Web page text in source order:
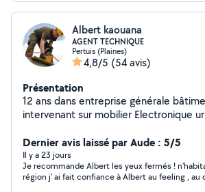
Albert kaouana
AGENT TECHNIQUE
Pertuis (Plaines)
4,8/5 (54 avis)
Présentation
12 ans dans entreprise générale
intervenant sur mobilier Electronique
Dernier avis laissé par Aude : 5/5
Il y a 23 jours
Je recommande Albert les yeux fermés !
région j' ai fait confiance à Albert au feeling , au